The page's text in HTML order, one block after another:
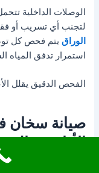
الوصلات الداخلية
لتجنب أي تسريب أو
الوراق يتم فحص كل
استمرار تدفق المياه
الفحص الدقيق يقلل
صيانة سخان
الأداء بعد